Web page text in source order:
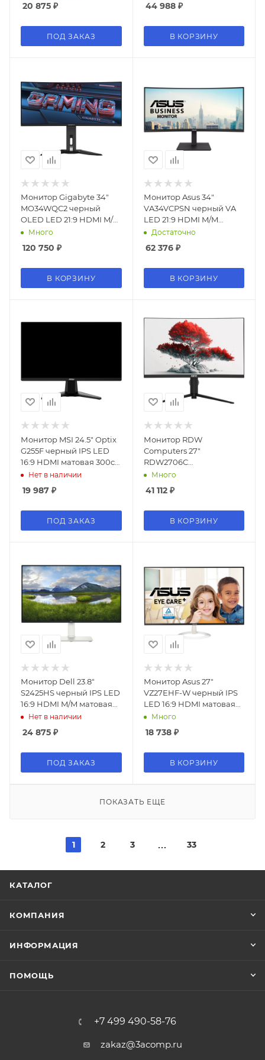
178гр/178гр 1920x1080
20 875 ₽
ПОД ЗАКАЗ
350cd 178гр/178гр
Quad 2K (1440p) USB
6.1кг
44 988₽
В КОРЗИНУ
Монитор Gigabyte 34"
MO34WQC2 черный
OLED LED 21:9 HDMI M/M
матовая HAS Piv 250cd
240Hz DP WQ USB 9.86кг
Много
120 750 ₽
В КОРЗИНУ
Монитор Asus 34"
VA34VCPSN черный VA
LED 21:9 HDMI M/M
матовая HAS Piv 3000:1
3440x1440 100Hz DP 2K
Достаточно
62 376₽
В КОРЗИНУ
Монитор MSI 24.5" Optix
G255F черный IPS LED
16:9 HDMI матовая 300cd
178гр/178гр 1920x1080
Нет в наличии
19 987 ₽
ПОД ЗАКАЗ
Монитор RDW
Computers 27"
RDW2706C
(Q03В375V2A1) черный
матовая HAS Piv 4000:1
2560x1440 75Hz DP 2K
USB (RUS)
Много
41 112₽
В КОРЗИНУ
Монитор Dell 23.8"
S2425HS черный IPS LED
16:9 HDMI M/M матовая
HAS Piv 250cd
100Hz FHD 5.11кг
Нет в наличии
24 875 ₽
ПОД ЗАКАЗ
Монитор Asus 27"
VZ27EHF-W черный IPS
LED 16:9 HDMI матовая
1300:1 250cd 178гр/178гр
3.5кг
Много
18 738₽
В КОРЗИНУ
ПОКАЗАТЬ ЕЩЕ
1 2 3 33
КАТАЛОГ
КОМПАНИЯ
ИНФОРМАЦИЯ
ПОМОЩЬ
+7 499 490-58-76
zakaz@3acomp.ru